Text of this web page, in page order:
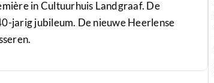
in Cultuurhuis Landgraaf. De
jarig jubileum. De nieuwe Heerlense